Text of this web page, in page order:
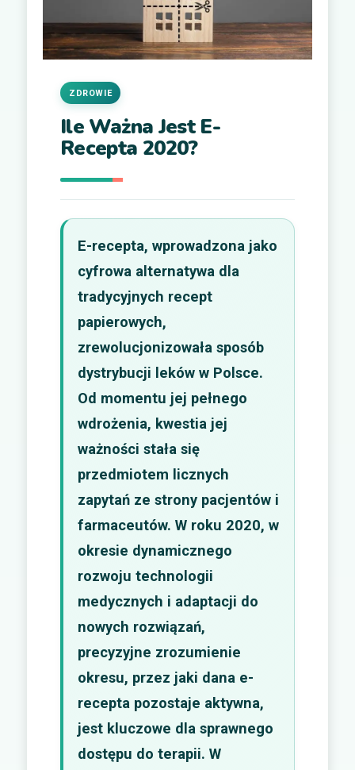
Ile Ważna Jest E-
Recepta 2020?
ZDROWIE
E-recepta, wprowadzona jako
cyfrowa alternatywa dla
tradycyjnych recept
papierowych,
zrewolucjonizowała sposób
dystrybucji leków w Polsce.
Od momentu jej pełnego
wdrożenia, kwestia jej
ważności stała się
przedmiotem licznych
zapytań ze strony pacjentów i
farmaceutów. W roku 2020, w
okresie dynamicznego
rozwoju technologii
medycznych i adaptacji do
nowych rozwiązań,
precyzyjne zrozumienie
okresu, przez jaki dana e-
recepta pozostaje aktywna,
jest kluczowe dla sprawnego
dostępu do terapii. W